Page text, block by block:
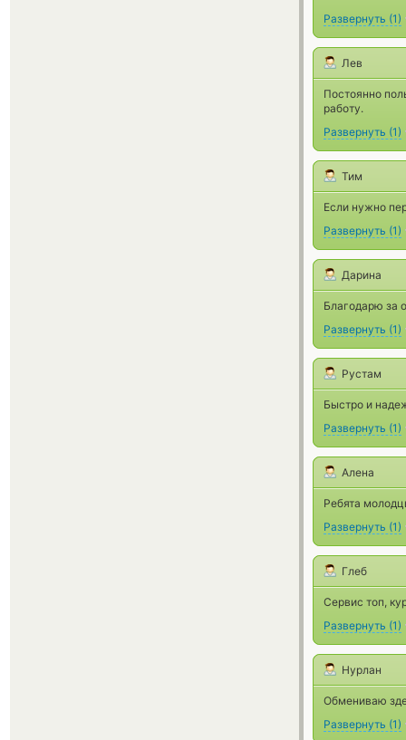
Развернуть (1)
Лев
Постоянно
работу.
Развернуть (1)
Тим
Если нужно
Развернуть (1)
Дарина
Благодарю за
Развернуть (1)
Рустам
Быстро и
Развернуть (1)
Алена
Ребята
Развернуть (1)
Глеб
Сервис топ,
Развернуть (1)
Нурлан
Обмениваю
Развернуть (1)